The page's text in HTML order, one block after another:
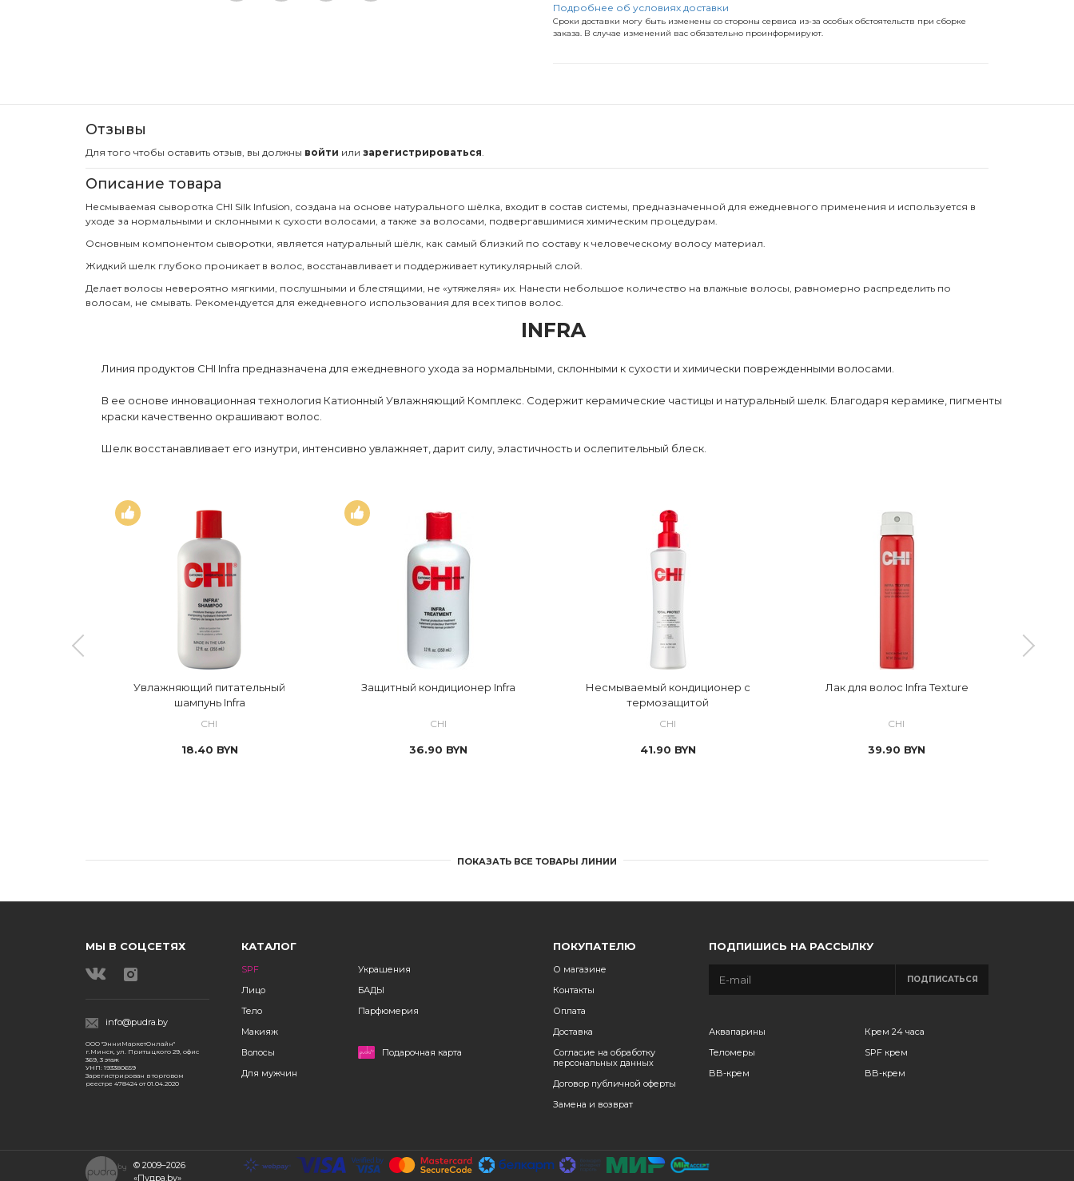
Подробнее об условиях доставки
Сроки доставки могу быть изменены со стороны сервиса из-за особых обстоятельств при сборке
заказа. В случае изменений вас обязательно проинформируют.
Отзывы
Для того чтобы оставить отзыв, вы должны войти или зарегистрироваться
Описание товара
Несмываемая сыворотка CHI Silk Infusion, создана на основе натурального шёлка, входит в состав системы, предназначенной для ежедневного применения и используется в
уходе за нормальными и склонными к сухости волосами, а также за волосами, подвергавшимися химическим процедурам.
Основным компонентом сыворотки, является натуральный шёлк, как самый близкий по составу к человеческому волосу материал.
Жидкий шелк глубоко проникает в волос, восстанавливает и поддерживает кутикулярный слой.
Делает волосы невероятно мягкими, послушными и блестящими, не «утяжеляя» их. Нанести небольшое количество на влажные волосы, равномерно распределить по
волосам, не смывать. Рекомендуется для ежедневного использования для всех типов волос.
INFRA
Линия продуктов CHI Infra предназначена для ежедневного ухода за нормальными, склонными к сухости и химически поврежденными волосами.
В ее основе инновационная технология Катионный Увлажняющий Комплекс. Содержит керамические частицы и натуральный шелк. Благодаря керамике, пигменты
краски качественно окрашивают волос.
Шелк восстанавливает его изнутри, интенсивно увлажняет, дарит силу, эластичность и ослепительный блеск.
Увлажняющий питательный
шампунь Infra
CHI
18.40 BYN
Защитный кондиционер Infra
CHI
36.90 BYN
Несмываемый кондиционер с
термозащитой
CHI
41.90 BYN
Лак для волос Infra Texture
CHI
39.90 BYN
ПОКАЗАТЬ ВСЕ ТОВАРЫ ЛИНИИ
МЫ В СОЦСЕТЯХ
info@pudra.by
ООО "ЭнниМаркетОнлайн"
г.Минск, ул. Притыцкого 29, офис
369, 3 этаж
УНП: 193380659
Зарегистрирован в торговом
реестре 478424 от 01.04.2020
КАТАЛОГ
SPF
Лицо
Тело
Макияж
Волосы
Для мужчин
Украшения
БАДЫ
Парфюмерия
Подарочная карта
ПОКУПАТЕЛЮ
О магазине
Контакты
Оплата
Доставка
Согласие на обработку
персональных данных
Договор публичной оферты
Замена и возврат
ПОДПИШИСЬ НА РАССЫЛКУ
ПОДПИСАТЬСЯ
Аквапарины
Теломеры
BB-крем
Крем 24 часа
SPF крем
BB-крем
© 2009–2026
«Пудра.by»